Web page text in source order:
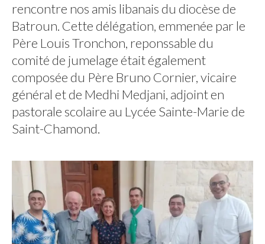
rencontre nos amis libanais du diocèse de
Batroun. Cette délégation, emmenée par le
Père Louis Tronchon, reponssable du
comité de jumelage était également
composée du Père Bruno Cornier, vicaire
général et de Medhi Medjani, adjoint en
pastorale scolaire au Lycée Sainte-Marie de
Saint-Chamond.